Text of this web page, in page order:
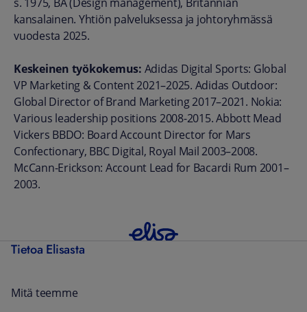
s. 1975, BA (Design management), Britannian
kansalainen. Yhtiön palveluksessa ja johtoryhmässä
vuodesta 2025.
Keskeinen työkokemus: Adidas Digital Sports: Global
VP Marketing & Content 2021–2025. Adidas Outdoor:
Global Director of Brand Marketing 2017–2021. Nokia:
Various leadership positions 2008-2015. Abbott Mead
Vickers BBDO: Board Account Director for Mars
Confectionary, BBC Digital, Royal Mail 2003–2008.
McCann-Erickson: Account Lead for Bacardi Rum 2001–
2003.
Tietoa Elisasta
Mitä teemme